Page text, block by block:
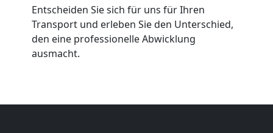
Entscheiden Sie sich für uns für Ihren
Transport und erleben Sie den Unterschied,
den eine professionelle Abwicklung
ausmacht.
Mann